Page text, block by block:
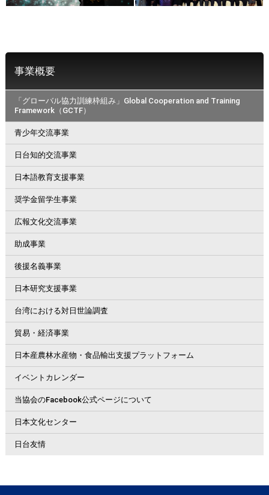
事業概要
「グローバル協力訓練枠組み」Global Cooperation and Training
Framework（GCTF）
青少年交流事業
日台知的交流事業
日本語教育支援事業
奨学金留学生事業
広報文化交流事業
助成事業
後援名義事業
日本研究支援事業
台湾における対日世論調査
貿易・経済事業
日本産農林水産物・食品輸出支援プラットフォーム
イベントカレンダー
当協会のFacebook公式ページについて
日本文化センター
日台友情